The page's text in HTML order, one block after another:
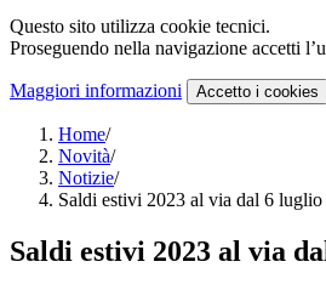
Questo sito utilizza cookie tecnici.
Proseguendo nella navigazione accetti
Maggiori informazioni Accetto i cookies
Home/
Novità/
Notizie/
Saldi estivi 2023 al via dal 6 luglio
Saldi estivi 2023 al via